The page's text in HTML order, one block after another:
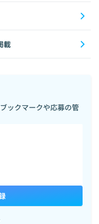
載
ックマークや応募の管